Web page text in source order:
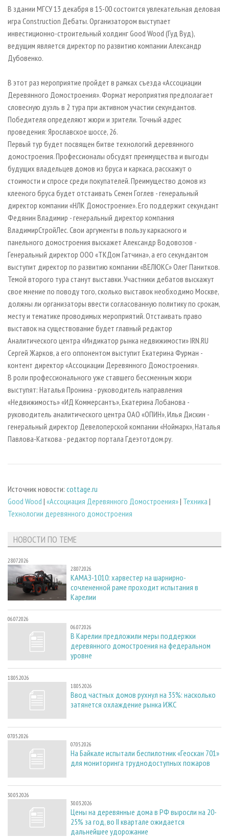
СУШКА ДРЕВЕСИНЫ
ПРОИЗВОДСТВО ДРЕВЕСНЫХ ПЛИТ
ДЕРЕВЯННОЕ ДОМОСТРОЕНИЕ
ПРОИЗВОДСТВО МЕБЕЛИ
ЦБП
ИНСТРУМЕНТ И МАТЕРИАЛЫ
ПЕРСОНЫ
МОБИЛЬНЫЕ ВЫСТАВКИ
ОФИЦИАЛЬНЫЕ ДЕЛЕГАЦИИ
ПРИОРИТЕТНЫЕ ИНВЕСТПРОЕКТЫ
ГАЗЕТА ЛЕСПРОМФОРУМ
БИБЛИОТЕКА СПЕЦИАЛИСТА
КОНТАКТЫ
РЕКЛАМА
РЕКЛАМА НА САЙТЕ
В здании МГСУ 13 декабря в 15-00 состоится увлекательная деловая
игра Construction Дебаты. Организатором выступает
инвестиционно-строительный холдинг Good Wood (Гуд Вуд),
ведущим является директор по развитию компании Александр
Дубовенко.
В этот раз мероприятие пройдет в рамках съезда «Ассоциации
Деревянного Домостроения». Формат мероприятия предполагает
словесную дуэль в 2 тура при активном участии секундантов.
Победителя определяют жюри и зрители. Точный адрес
проведения: Ярославское шоссе, 26.
Первый тур будет посвящен битве технологий деревянного
домостроения. Профессионалы обсудят преимущества и выгоды
будущих владельцев домов из бруса и каркаса, расскажут о
стоимости и спросе среди покупателей. Преимущество домов из
клееного бруса будет отстаивать Семен Гоглев - генеральный
директор компании «НЛК Домостроение». Его поддержит секундант
Федянин Владимир - генеральный директор компания
ВладимирСтройЛес. Свои аргументы в пользу каркасного и
панельного домостроения выскажет Александр Водовозов -
Генеральный директор ООО «ТКДом Гатчина», а его секундантом
выступит директор по развитию компании «ВЕЛЮКС» Олег Панитков.
Темой второго тура станут выставки. Участники дебатов выскажут
свое мнение по поводу того, сколько выставок необходимо Москве,
должны ли организаторы ввести согласованную политику по срокам,
месту и тематике проводимых мероприятий. Отстаивать право
выставок на существование будет главный редактор
Аналитического центра «Индикатор рынка недвижимости» IRN.RU
Сергей Жарков, а его оппонентом выступит Екатерина Фурман -
контент директор «Ассоциации Деревянного Домостроения».
В роли профессионального уже ставшего бессменным жюри
выступят: Наталья Пронина - руководитель направления
«Недвижимость» «ИД Коммерсантъ», Екатерина Лобанова -
руководитель аналитического центра ОАО «ОПИН», Илья Дискин -
генеральный директор Девелоперской компании «Ноймарк», Наталья
Павлова-Каткова - редактор портала Гдеэтотдом.ру.
Источник новости: cottage.ru
Good Wood | «Ассоциация Деревянного Домостроения»| Техника |
Технологии деревянного домостроения
НОВОСТИ ПО ТЕМЕ
28.07.2026
28.07.2026
КАМАЗ-1010: харвестер на шарнирно-
сочлененной раме проходит испытания в
Карелии
06.07.2026
06.07.2026
В Карелии предложили меры поддержки
деревянного домостроения на федеральном
уровне
18.05.2026
18.05.2026
Ввод частных домов рухнул на 35%: насколько
затянется охлаждение рынка ИЖС
07.05.2026
07.05.2026
На Байкале испытали беспилотник «Геоскан 701»
для мониторинга труднодоступных пожаров
30.03.2026
30.03.2026
Цены на деревянные дома в РФ выросли на 20-
25% за год, во II квартале ожидается
дальнейшее удорожание